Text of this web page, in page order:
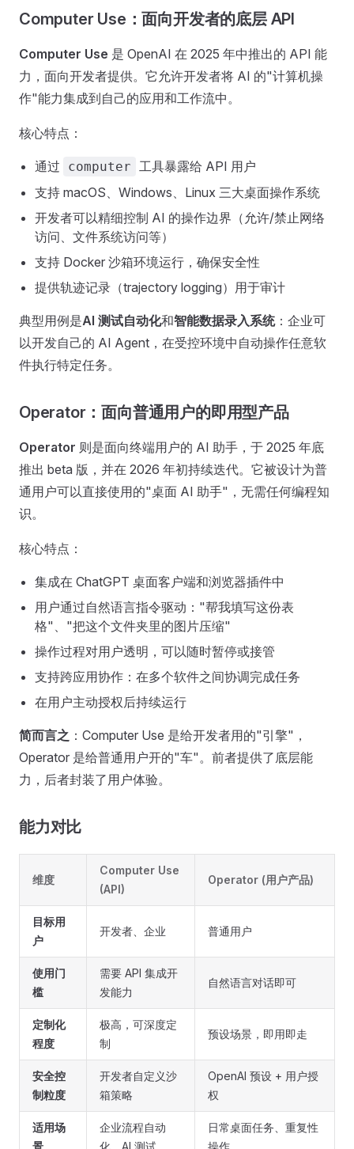
Computer Use：面向开发者的底层 API
Computer Use 是 OpenAI 在 2025 年中推出的 API 能
力，面向开发者提供。它允许开发者将 AI 的"计算机操
作"能力集成到自己的应用和工作流中。
核心特点：
通过 computer 工具暴露给 API 用户
支持 macOS、Windows、Linux 三大桌面操作系统
开发者可以精细控制 AI 的操作边界（允许/禁止网络
访问、文件系统访问等）
支持 Docker 沙箱环境运行，确保安全性
提供轨迹记录（trajectory logging）用于审计
典型用例是AI 测试自动化和智能数据录入系统：企业可
以开发自己的 AI Agent，在受控环境中自动操作任意软
件执行特定任务。
Operator：面向普通用户的即用型产品
Operator 则是面向终端用户的 AI 助手，于 2025 年底
推出 beta 版，并在 2026 年初持续迭代。它被设计为普
通用户可以直接使用的"桌面 AI 助手"，无需任何编程知
识。
核心特点：
集成在 ChatGPT 桌面客户端和浏览器插件中
用户通过自然语言指令驱动："帮我填写这份表
格"、"把这个文件夹里的图片压缩"
操作过程对用户透明，可以随时暂停或接管
支持跨应用协作：在多个软件之间协调完成任务
在用户主动授权后持续运行
简而言之 ：Computer Use 是给开发者用的"引擎"，
Operator 是给普通用户开的"车"。前者提供了底层能
力，后者封装了用户体验。
能力对比
维度
Computer Use
(API)
Operator (用户产品)
目标用
户
开发者、企业 普通用户
使用门
槛
需要 API 集成开
发能力
自然语言对话即可
定制化
程度
极高，可深度定
制
预设场景，即用即走
安全控
制粒度
开发者自定义沙
箱策略
OpenAI 预设 + 用户授
权
适用场
景
企业流程自动
化、AI 测试
日常桌面任务、重复性
操作